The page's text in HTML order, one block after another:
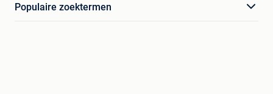
Populaire zoektermen